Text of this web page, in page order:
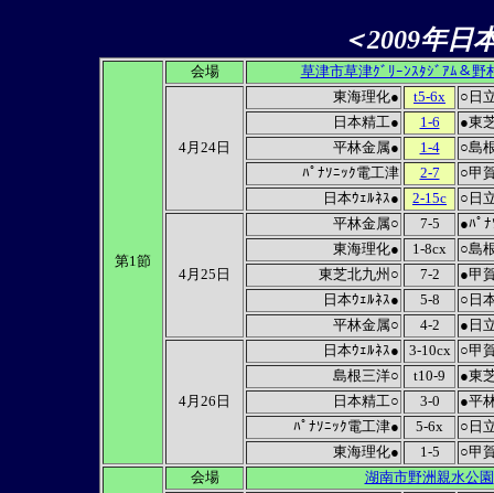
＜2009年日
第1節
会場 草津市草津ｸﾞﾘｰﾝｽﾀｼﾞｱﾑ＆野
4月24日
東海理化● t5-6x
○日
日本精工●
1-6
●東
平林金属●
1-4
○島
ﾊﾟﾅｿﾆｯｸ電工津
2-7
○甲
日本ｳｪﾙﾈｽ●
2-15c ○日
4月25日
平林金属○ 7-5
●ﾊﾟ
東海理化●
1-8cx
○島
東芝北九州○
7-2
●甲
日本ｳｪﾙﾈｽ●
5-8
○日
平林金属○
4-2 ●日
4月26日
日本ｳｪﾙﾈｽ● 3-10cx
○甲
島根三洋○
t10-9
●東
日本精工○
3-0
●平
ﾊﾟﾅｿﾆｯｸ電工津●
5-6x
○日
東海理化●
1-5 ○甲
会場 湖南市野洲親水公園